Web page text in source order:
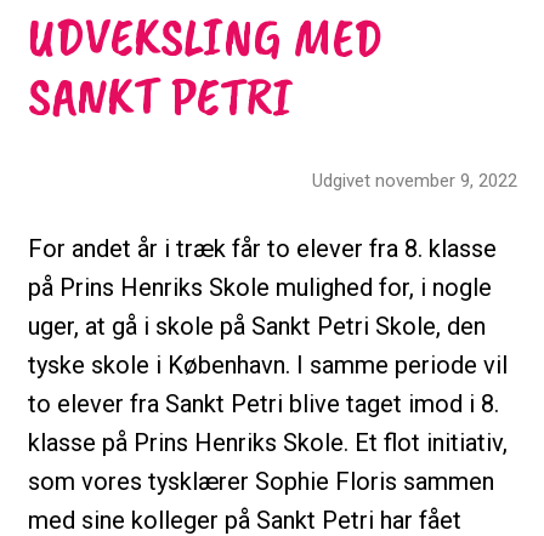
UDVEKSLING MED
SANKT PETRI
Udgivet november 9, 2022
For andet år i træk får to elever fra 8. klasse
på Prins Henriks Skole mulighed for, i nogle
uger, at gå i skole på Sankt Petri Skole, den
tyske skole i København. I samme periode vil
to elever fra Sankt Petri blive taget imod i 8.
klasse på Prins Henriks Skole. Et flot initiativ,
som vores tysklærer Sophie Floris sammen
med sine kolleger på Sankt Petri har fået